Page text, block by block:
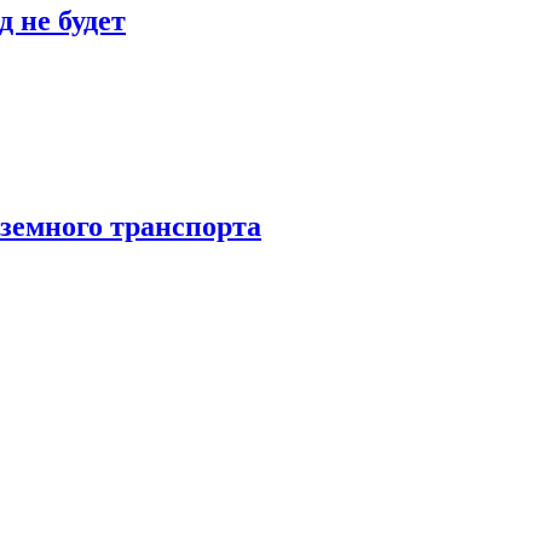
не будет
транспорта